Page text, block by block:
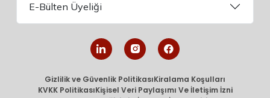
E-Bülten Üyeliği
Gizlilik ve Güvenlik PolitikasıKiralama Koşulları
KVKK PolitikasıKişisel Veri Paylaşımı Ve İletişim İzni